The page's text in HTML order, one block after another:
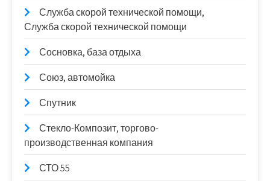
Служба скорой технической помощи,
Служба скорой технической помощи
Сосновка, база отдыха
Союз, автомойка
Спутник
Стекло-Композит, торгово-
производственная компания
СТО 55